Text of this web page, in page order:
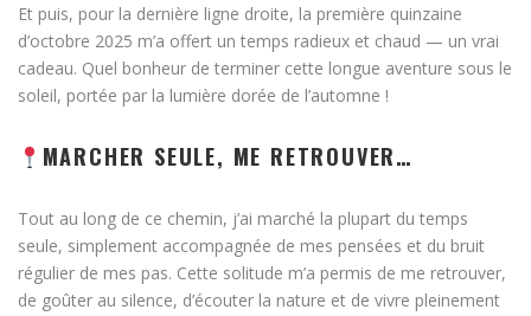
Et puis, pour la dernière ligne droite, la première quinzaine
d’octobre 2025 m’a offert un temps radieux et chaud — un vrai
cadeau. Quel bonheur de terminer cette longue aventure sous le
soleil, portée par la lumière dorée de l’automne !
MARCHER SEULE, ME RETROUVER…
Tout au long de ce chemin, j’ai marché la plupart du temps
seule, simplement accompagnée de mes pensées et du bruit
régulier de mes pas. Cette solitude m’a permis de me retrouver,
de goûter au silence, d’écouter la nature et de vivre pleinement